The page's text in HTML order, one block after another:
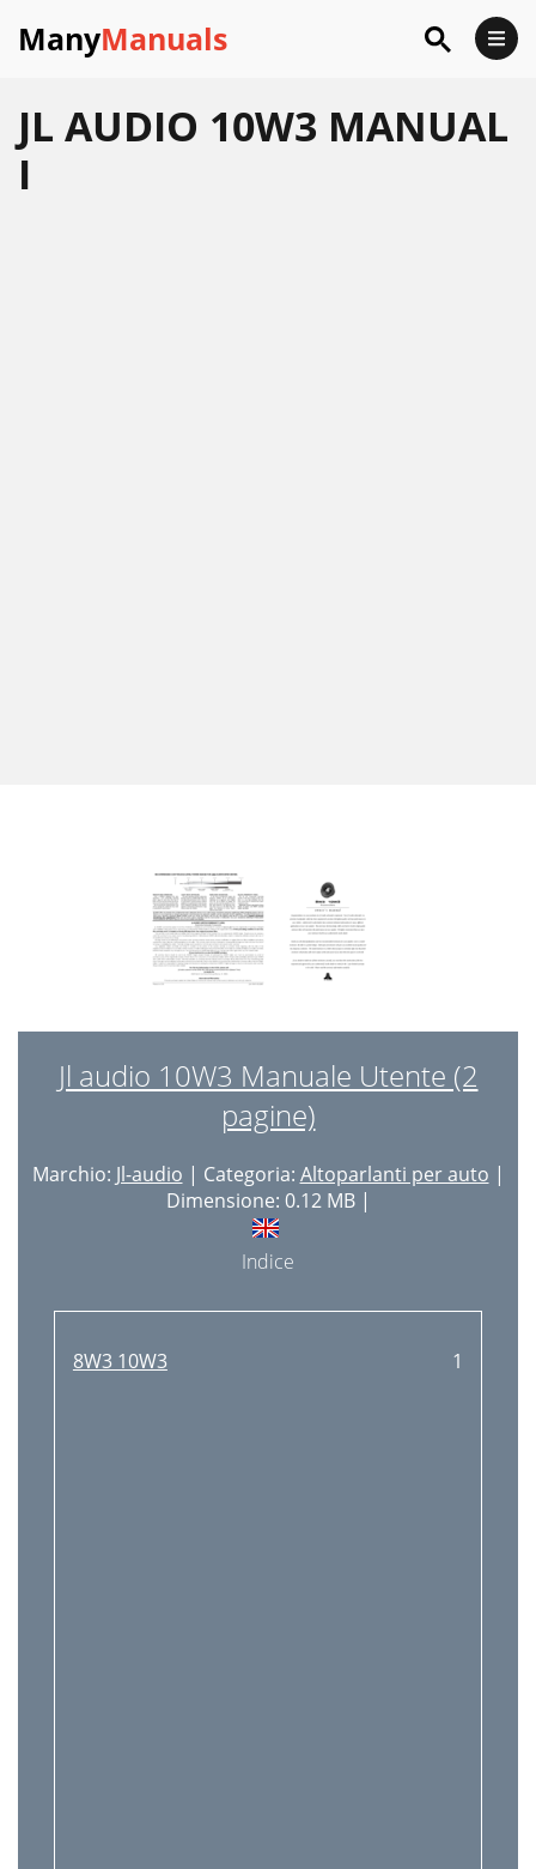
ManyManuals
JL AUDIO 10W3 MANUAL
I
Jl audio 10W3 Manuale Utente (2
pagine)
Marchio: Jl-audio | Categoria: Altoparlanti per auto |
Dimensione: 0.12 MB |
Indice
8W3 10W3 1